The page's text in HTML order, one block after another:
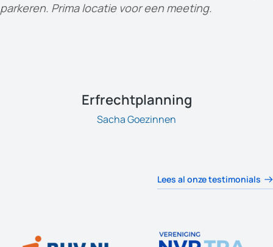
parkeren. Prima locatie voor een meeting.
Erfrechtplanning
Sacha Goezinnen
Lees al onze testimonials